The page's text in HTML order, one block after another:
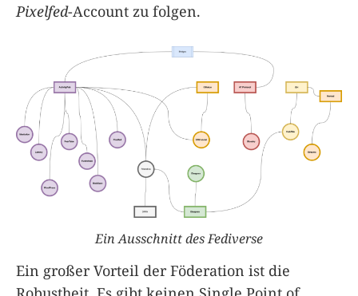
Pixelfed-Account zu folgen.
Ein Ausschnitt des Fediverse
Ein großer Vorteil der Föderation ist die